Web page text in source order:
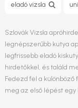
eladó vizsla
Szlovák Vizsla
legnépszerűbb kutya
legfrissebb eladó
hirdetőkkel, és találd
Fedezd fel a
meg az első lépést egy